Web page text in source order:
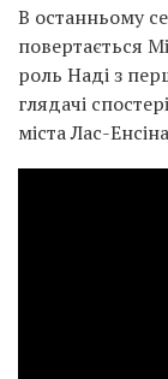
В останньому
повертається
роль Наді з
глядачі
міста Лас-